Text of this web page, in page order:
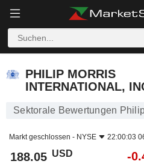
PHILIP MORRIS
INTERNATIONAL,
Sektorale Bewertungen
Markt geschlossen - NYSE 22:00:03
188.05 USD -